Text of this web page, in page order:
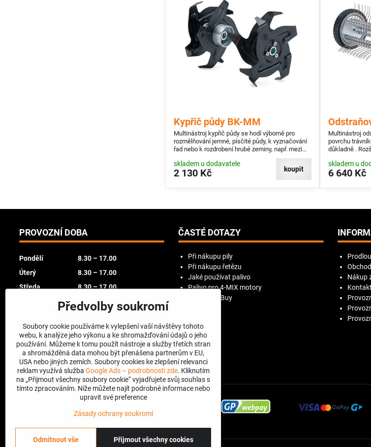
Kypřič půdy BK-MM
Multinástroj kypřič půdy se hodí výborně pro
rozmělňování jemné, písčité půdy, k vyznačování
řad nebo k rozdrobení hrubé zeminy, např. mezi
skladem u dodavatele
2 130 Kč koupit
Multinástroj
povrchu
důkladně .
skladem u
6 640 Kč
PROVOZNÍ DOBA
Pondělí
8.30 – 17.00
Úterý
8.30 – 17.00
Středa
8.30 – 17.00
8.30 – 17.00
8.30 – 16.00
Sobota
zavřeno
Neděle
zavřeno
ČASTÉ DOTAZY
Při nákupu pily
Při nákupu řetězu
Jaké používat palivo
Palivo pro 4-MIX motory
Try Before Buy
Nákup
Předvolby soukromí
Soubory cookie používáme k vylepšení vaší návštěvy tohoto
webu, k analýze jeho výkonu a ke shromažďování údajů o jeho
používání. Můžeme k tomu použít nástroje a služby třetích stran
a shromážděná data mohou být přenášena partnerům v EU,
USA nebo jiných zemích. Soubory cookies ke zlepšení relevanci
reklam využívá služba Google Ads – podrobnosti zde. Kliknutím
na „Přijmout všechny soubory cookie“ vyjadřujete svůj souhlas s
tímto zpracováním. Níže můžete najít podrobné informace nebo
upravit své preference
Zásady ochrany soukromí
Přijmout všechny cookies
Odmítnout vše